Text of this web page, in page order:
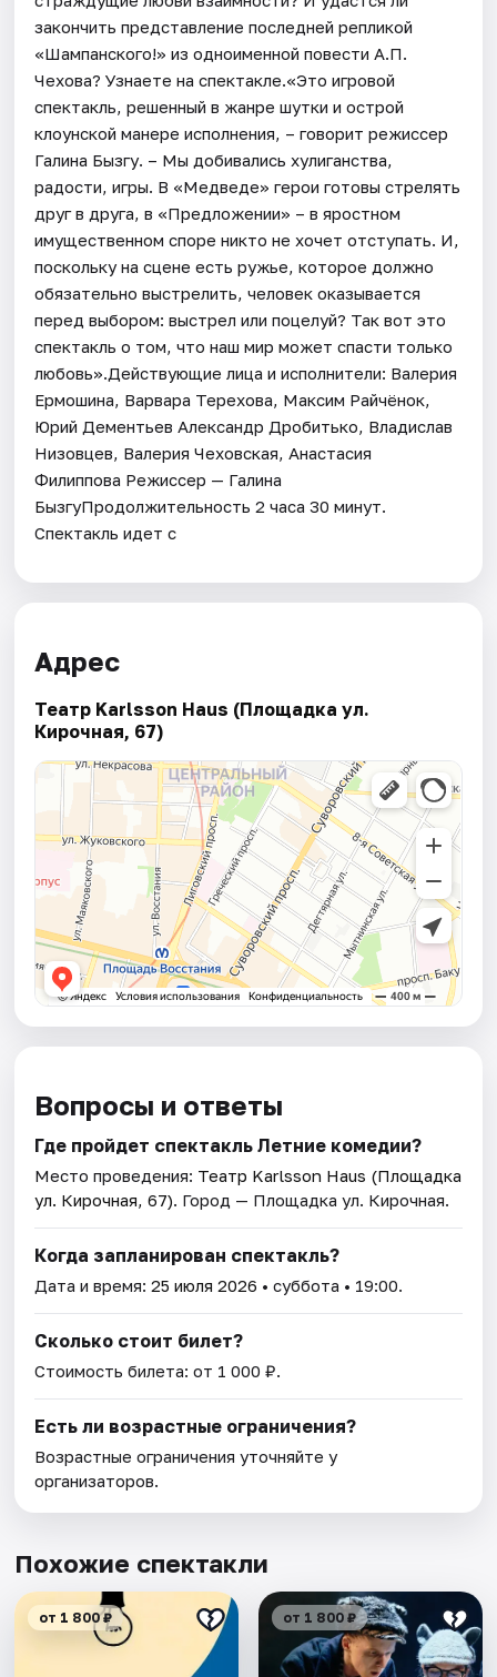
закончить представление последней репликой
«Шампанского!» из одноименной повести А.П.
Чехова? Узнаете на спектакле.«Это игровой
спектакль, решенный в жанре шутки и острой
клоунской манере исполнения, – говорит режиссер
Галина Бызгу. – Мы добивались хулиганства,
радости, игры. В «Медведе» герои готовы стрелять
друг в друга, в «Предложении» – в яростном
имущественном споре никто не хочет отступать. И,
поскольку на сцене есть ружье, которое должно
обязательно выстрелить, человек оказывается
перед выбором: выстрел или поцелуй? Так вот это
спектакль о том, что наш мир может спасти только
любовь».Действующие лица и исполнители: Валерия
Ермошина, Варвара Терехова, Максим Райчёнок,
Юрий Дементьев Александр Дробитько, Владислав
Низовцев, Валерия Чеховская, Анастасия
Филиппова Режиссер — Галина
БызгуПродолжительность 2 часа 30 минут.
Спектакль идет с
Адрес
Театр Karlsson Haus (Площадка ул.
Кирочная, 67)
Вопросы и ответы
Где пройдет спектакль Летние комедии?
Место проведения: Театр Karlsson Haus (Площадка
ул. Кирочная, 67). Город — Площадка ул. Кирочная.
Когда запланирован спектакль?
Дата и время:25 июля 2026 • суббота • 19:00.
Сколько стоит билет?
Стоимость билета: от 1 000 ₽.
Есть ли возрастные ограничения?
Возрастные ограничения уточняйте у
организаторов.
Похожие спектакли
от 1 800 ₽ от 1 800 ₽